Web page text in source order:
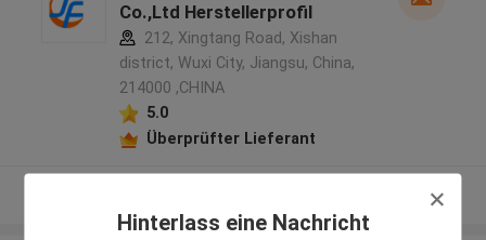
Hinterlass eine Nachricht
Co.,Ltd Herstellerprofil
212, Xingtang Road, Xishan
district, Wuxi City, Jiangsu, China,
214000 ,CHINA
5.0
Überprüfter Lieferant